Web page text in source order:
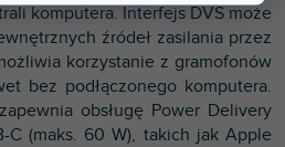
komputera. Interfejs DVS może
źródeł zasilania przez
korzystanie z gramofonów
bez podłączonego komputera.
obsługę Power Delivery
C (maks. 60 W), takich jak Apple